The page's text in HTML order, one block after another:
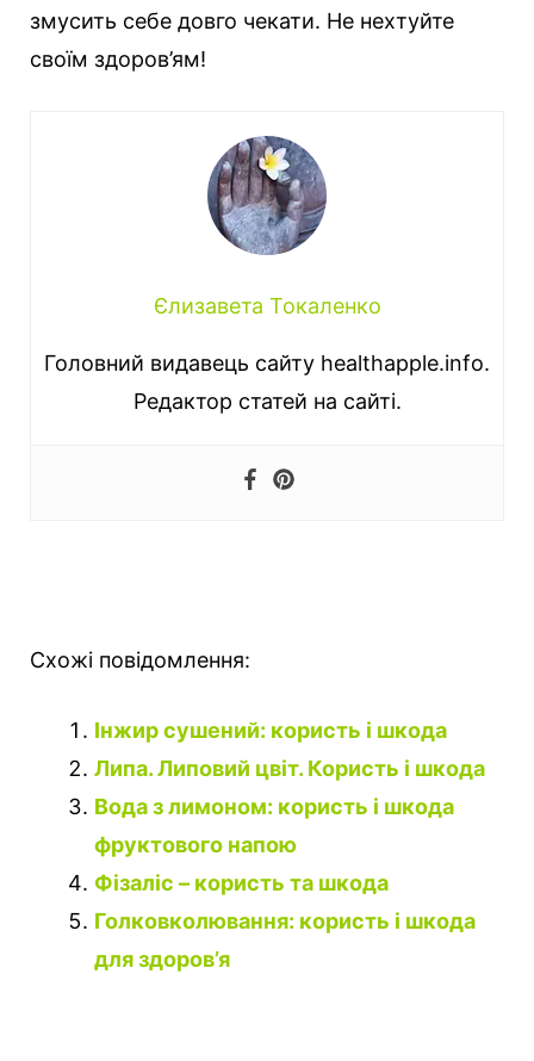
змусить себе довго чекати. Не нехтуйте
своїм здоров’ям!
Єлизавета Токаленко
Головний видавець сайту healthapple.info.
Редактор статей на сайті.
Схожі повідомлення:
Інжир сушений: користь і шкода
Липа. Липовий цвіт. Користь і шкода
Вода з лимоном: користь і шкода
фруктового напою
Фізаліс – користь та шкода
Голковколювання: користь і шкода
для здоров’я